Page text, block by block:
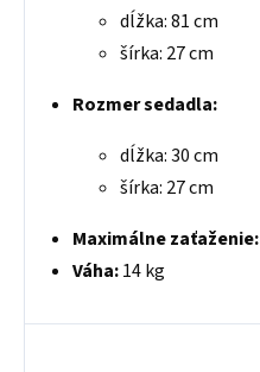
dĺžka: 81 cm
šírka: 27 cm
Rozmer sedadla:
dĺžka: 30 cm
šírka: 27 cm
Maximálne zaťaženie:
Váha:14 kg